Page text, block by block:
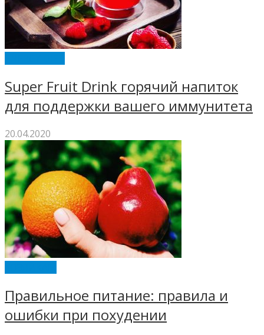
Super Fruit Drink горячий напиток
для поддержки вашего иммунитета
20.04.2020
Правильное питание: правила и
ошибки при похудении